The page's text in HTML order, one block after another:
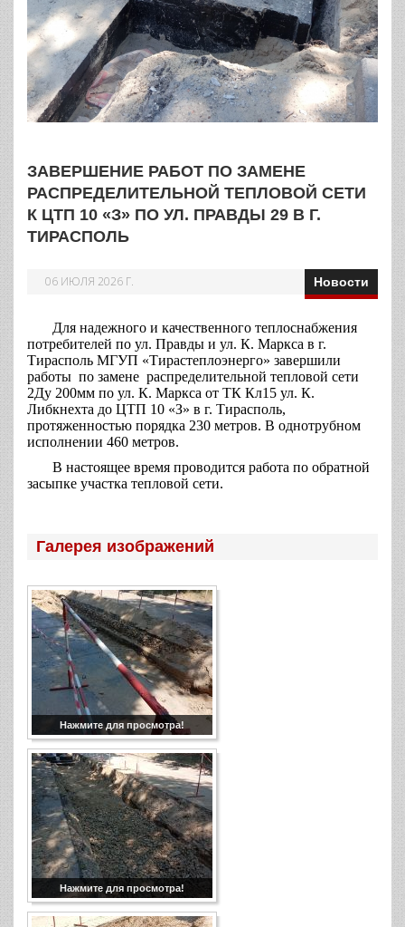
ЗАВЕРШЕНИЕ РАБОТ ПО ЗАМЕНЕ
РАСПРЕДЕЛИТЕЛЬНОЙ ТЕПЛОВОЙ СЕТИ
К ЦТП 10 «З» ПО УЛ. ПРАВДЫ 29 В Г.
ТИРАСПОЛЬ
Новости
06 ИЮЛЯ 2026 Г.
Для надежного и качественного теплоснабжения
потребителей по ул. Правды и ул. К. Маркса в г.
Тирасполь МГУП «Тирастеплоэнерго» завершили
работы по замене распределительной тепловой сети
2Ду 200мм по ул. К. Маркса от ТК Кл15 ул. К.
Либкнехта до ЦТП 10 «З» в г. Тирасполь,
протяженностью порядка 230 метров. В однотрубном
исполнении 460 метров.
В настоящее время проводится работа по обратной
засыпке участка тепловой сети.
Галерея изображений
Нажмите для просмотра!
Нажмите для просмотра!